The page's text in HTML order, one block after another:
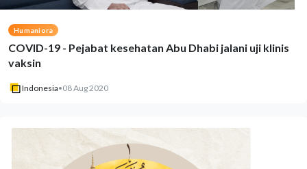
Humaniora
COVID-19 - Pejabat kesehatan Abu Dhabi jalani uji klinis
vaksin
Indonesia•08 Aug 2020